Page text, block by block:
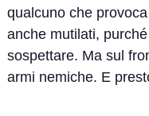
qualcuno che
anche mutilati,
sospettare. Ma sul
armi nemiche. E